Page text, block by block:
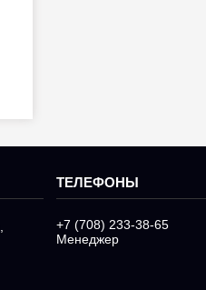
+7 (708) 233-38-65
Менеджер